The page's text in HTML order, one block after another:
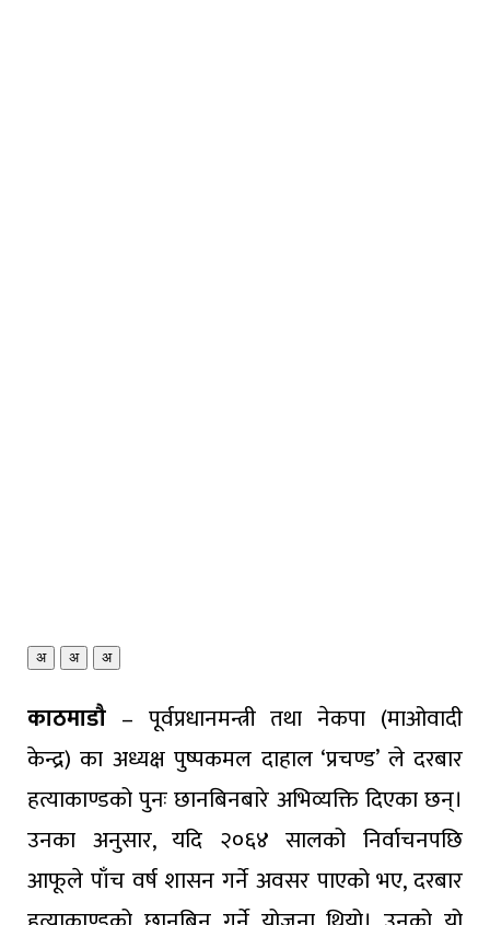
अ अ अ
काठमाडौ – पूर्वप्रधानमन्त्री तथा नेकपा (माओवादी
केन्द्र) का अध्यक्ष पुष्पकमल दाहाल ‘प्रचण्ड’ ले दरबार
हत्याकाण्डको पुनः छानबिनबारे अभिव्यक्ति दिएका छन्।
उनका अनुसार, यदि २०६४ सालको निर्वाचनपछि
आफूले पाँच वर्ष शासन गर्ने अवसर पाएको भए, दरबार